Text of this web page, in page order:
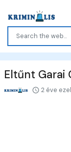
Eltűnt Garai
2 éve